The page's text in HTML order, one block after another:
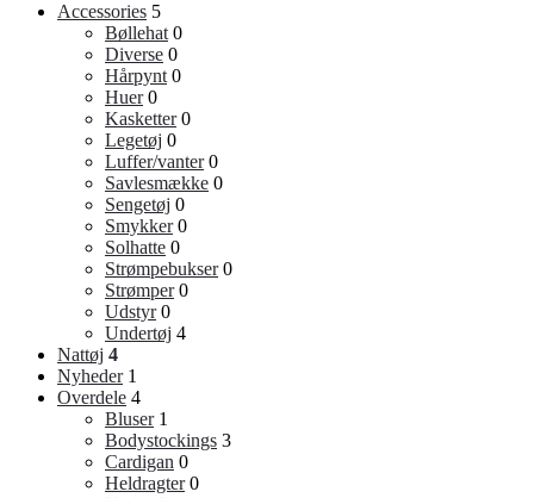
Accessories 5
Bøllehat 0
Diverse 0
Hårpynt 0
Huer 0
Kasketter 0
Legetøj 0
Luffer/vanter 0
Savlesmække 0
Sengetøj 0
Smykker 0
Solhatte 0
Strømpebukser 0
Strømper 0
Udstyr 0
Undertøj 4
Nattøj 4
Nyheder 1
Overdele 4
Bluser 1
Bodystockings 3
Cardigan 0
Heldragter 0